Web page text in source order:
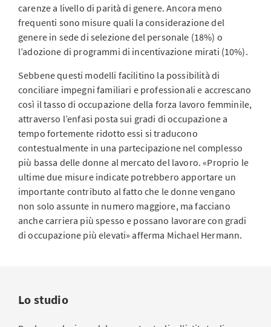
carenze a livello di parità di genere. Ancora meno
frequenti sono misure quali la considerazione del
genere in sede di selezione del personale (18%) o
l’adozione di programmi di incentivazione mirati (10%).
Sebbene questi modelli facilitino la possibilità di
conciliare impegni familiari e professionali e accrescano
così il tasso di occupazione della forza lavoro femminile,
attraverso l’enfasi posta sui gradi di occupazione a
tempo fortemente ridotto essi si traducono
contestualmente in una partecipazione nel complesso
più bassa delle donne al mercato del lavoro. «Proprio le
ultime due misure indicate potrebbero apportare un
importante contributo al fatto che le donne vengano
non solo assunte in numero maggiore, ma facciano
anche carriera più spesso e possano lavorare con gradi
di occupazione più elevati» afferma Michael Hermann.
Lo studio